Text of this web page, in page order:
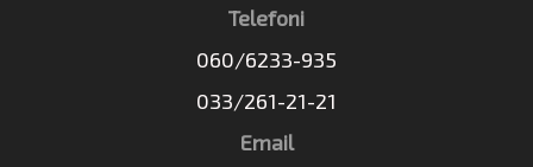
Telefoni
060/6233-935
033/261-21-21
Email